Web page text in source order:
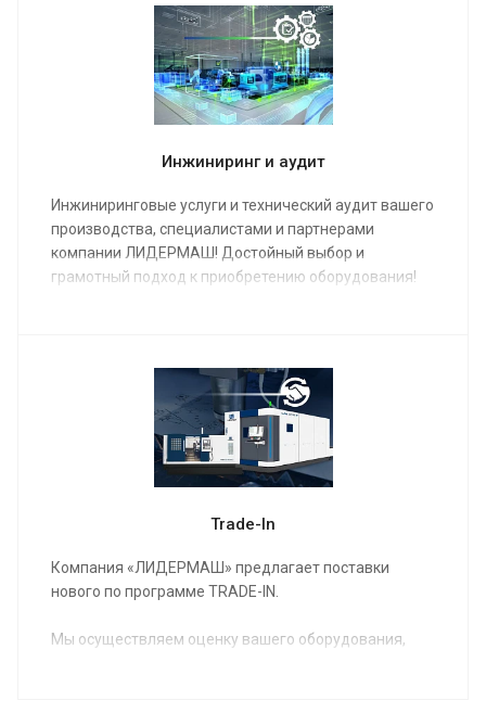
Инжиниринг и аудит
Инжиниринговые услуги и технический аудит вашего
производства, специалистами и партнерами
компании ЛИДЕРМАШ! Достойный выбор и
грамотный подход к приобретению оборудования!
Trade-In
Компания «ЛИДЕРМАШ» предлагает поставки
нового по программе TRADE-IN.
Мы осуществляем оценку вашего оборудования,